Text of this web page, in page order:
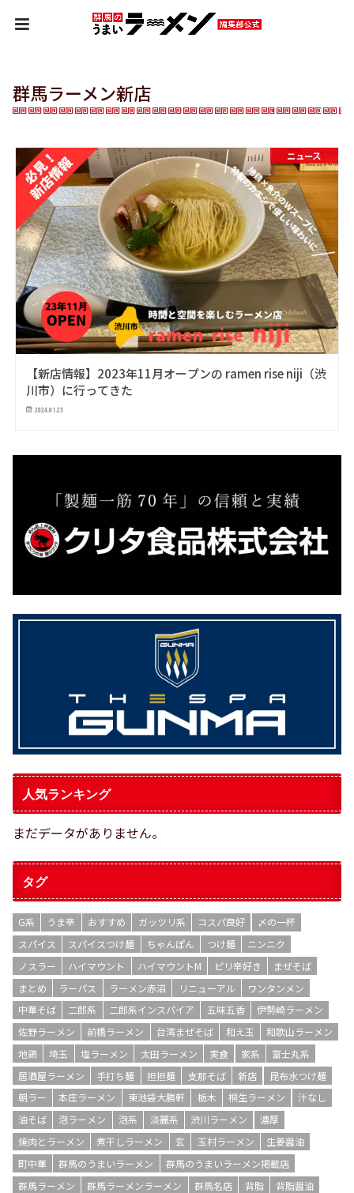
群馬ラーメン新店
ニュース
【新店情報】2023年11月オープンの ramen rise niji（渋
川市）に行ってきた
2024.01.23
人気ランキング
まだデータがありません。
タグ
G系 うま辛 おすすめ ガッツリ系 コスパ良好
〆の一杯
スパイス
スパイスつけ麺 ちゃんぽん つけ麺
ニンニク
ノスラー
ハイマウント ハイマウントM ピリ辛好き
まぜそば
まとめ
ラーパス ラーメン赤沼 リニューアル
ワンタンメン
中華そば
二郎系 二郎系インスパイア 五味五香
伊勢崎ラーメン
佐野ラーメン
前橋ラーメン 台湾まぜそば 和え玉
和歌山ラーメン
地鶏
埼玉 塩ラーメン 太田ラーメン 実食 家系
富士丸系
居酒屋ラーメン
手打ち麺 担担麺 支那そば 新店
昆布水つけ麺
朝ラー
本庄ラーメン 東池袋大勝軒 栃木 桐生ラーメン
汁なし
油そば
泡ラーメン 泡系 淡麗系 渋川ラーメン
濃厚
焼肉とラーメン
煮干しラーメン 玄 玉村ラーメン
生姜醤油
町中華
群馬のうまいラーメン
群馬のうまいラーメン掲載店
群馬ラーメン
群馬ラーメンラーメン 群馬名店 背脂
背脂醤油